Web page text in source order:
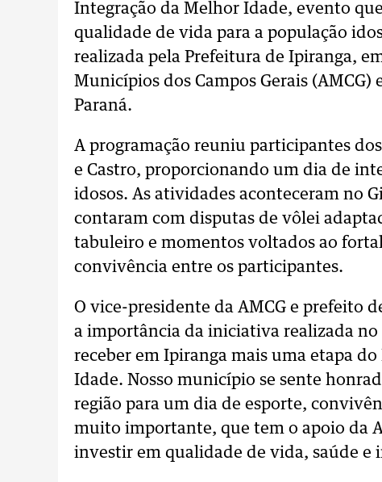
Integração da Melhor Idade, evento
qualidade de vida para a população
realizada pela Prefeitura de Ipiranga,
Municípios dos Campos Gerais (AMCG)
Paraná.
A programação reuniu participantes
e Castro, proporcionando um dia de
idosos. As atividades aconteceram no
contaram com disputas de vôlei
tabuleiro e momentos voltados ao
convivência entre os participantes.
O vice-presidente da AMCG e prefeito
a importância da iniciativa realizada
receber em Ipiranga mais uma etapa
Idade. Nosso município se sente
região para um dia de esporte,
muito importante, que tem o apoio da
investir em qualidade de vida, saúde e